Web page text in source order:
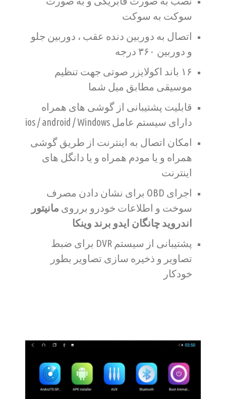
سوکت به سوکت
اتصال به دوربین دنده عقب ، دوربین جلو
و دوربین ۳۶۰ درجه
۱۶ باند اکولایزر صوتی جهت تنظیم
موسیقی مطابق میل شما
قابلیت پشتیبانی از گوشی های همراه
دارای سیستم عامل ios / android / Windows
امکان اتصال به اینترنت از طریق گوشی
همراه و یا مودم همراه و یا دانگل های
اینترنت
اجرای OBD برای نشان دادن مصرف
سوخت و اطلاعات خودرو برروی مانیتور
اندروید چانگان ایدو برند وینکا
پشتیبانی از سیستم DVR برای ضبط
تصاویر و ذخیره سازی تصاویر بطور
خودکار